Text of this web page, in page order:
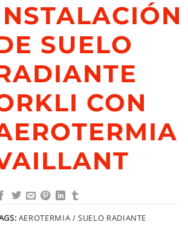
SUELO
CON
AEROTERMIA / SUELO RADIANTE